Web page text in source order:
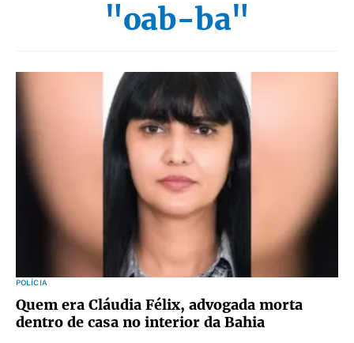
"oab-ba"
POLÍCIA
Quem era Cláudia Félix, advogada morta
dentro de casa no interior da Bahia